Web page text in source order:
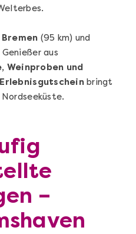
Bremen (95 km) und
aus
Weinproben und
bringt
–